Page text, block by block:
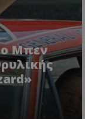
ο Μπεν